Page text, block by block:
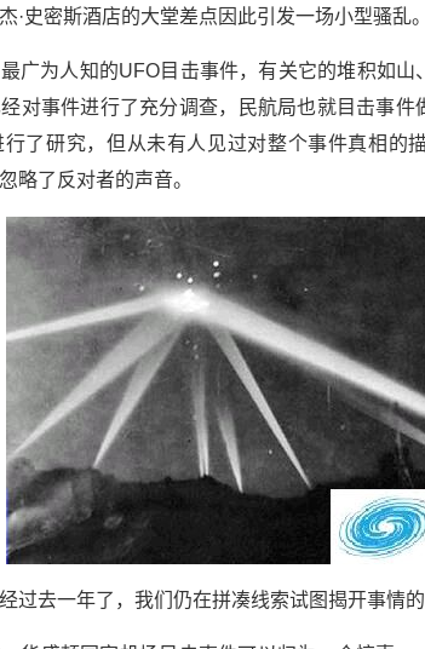
·史密斯酒店的大堂差点因此引发一场小型骚乱。
广为人知的UFO目击事件，有关它的堆积如
对事件进行了充分调查，民航局也就目击事
了研究，但从未有人见过对整个事件真相的
略了反对者的声音。
过去一年了，我们仍在拼凑线索试图揭开事情的